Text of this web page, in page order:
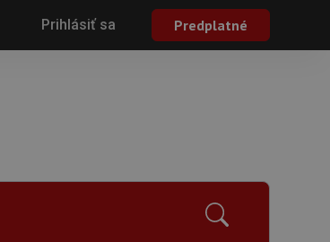
Prihlásiť sa Predplatné